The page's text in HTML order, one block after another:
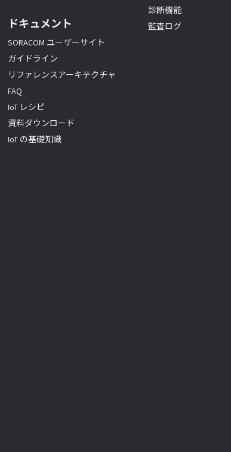
ドキュメント
SORACOM ユーザーサイト
ガイドライン
リファレンスアーキテクチャ
FAQ
IoT レシピ
資料ダウンロード
IoT の基礎知識
診断機能
監査ログ